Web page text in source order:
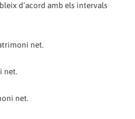
d’acord amb els intervals
net.
net.
net.